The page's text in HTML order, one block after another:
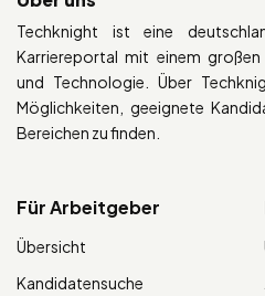
Techknight ist eine
Karriereportal mit einem
und Technologie. Über
Möglichkeiten, geeignete
Bereichen zu finden.
Für Arbeitgeber
Übersicht
Kandidatensuche